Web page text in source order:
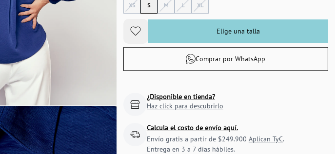
XS
S M L XL
Elige una talla
Comprar por WhatsApp
¿Disponible en tienda?
Haz click para descubrirlo
Calcula el costo de envío aquí.
Envío gratis a partir de $249.900 Aplican TyC.
Entrega en 3 a 7 días hábiles.